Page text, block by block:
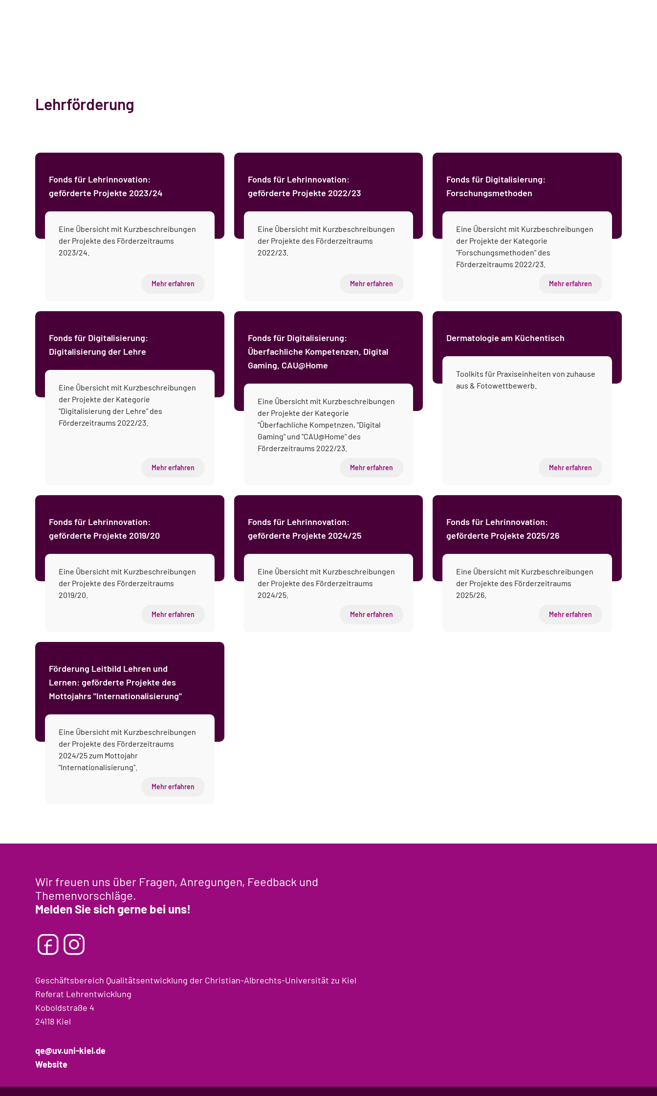
Lehrförderung
Fonds für Lehrinnovation:
geförderte Projekte 2023/24
Eine Übersicht mit Kurzbeschreibungen
der Projekte des Förderzeitraums
2023/24.
Mehr erfahren
Fonds für Lehrinnovation:
geförderte Projekte 2022/23
Eine Übersicht mit Kurzbeschreibungen
der Projekte des Förderzeitraums
2022/23.
Mehr erfahren
Fonds für Digitalisierung:
Forschungsmethoden
Eine Übersicht mit Kurzbeschreibungen
der Projekte der Kategorie
"Forschungsmethoden" des
Förderzeitraums 2022/23.
Mehr erfahren
Fonds für Digitalisierung:
Digitalisierung der Lehre
Eine Übersicht mit Kurzbeschreibungen
der Projekte der Kategorie
"Digitalisierung der Lehre" des
Förderzeitraums 2022/23.
Mehr erfahren
Fonds für Digitalisierung:
Überfachliche Kompetenzen, Digital
Gaming, CAU@Home
Eine Übersicht mit Kurzbeschreibungen
der Projekte der Kategorie
"Überfachliche Kompetnzen, "Digital
Gaming" und "CAU@Home" des
Förderzeitraums 2022/23.
Mehr erfahren
Dermatologie am Küchentisch
Toolkits für Praxiseinheiten von zuhause
aus & Fotowettbewerb.
Mehr erfahren
Fonds für Lehrinnovation:
geförderte Projekte 2019/20
Eine Übersicht mit Kurzbeschreibungen
der Projekte des Förderzeitraums
2019/20.
Mehr erfahren
Fonds für Lehrinnovation:
geförderte Projekte 2024/25
Eine Übersicht mit Kurzbeschreibungen
der Projekte des Förderzeitraums
2024/25.
Mehr erfahren
Fonds für Lehrinnovation:
geförderte Projekte 2025/26
Eine Übersicht mit Kurzbeschreibungen
der Projekte des Förderzeitraums
2025/26.
Mehr erfahren
Förderung Leitbild Lehren und
Lernen: geförderte Projekte des
Mottojahrs "Internationalisierung"
Eine Übersicht mit Kurzbeschreibungen
der Projekte des Förderzeitraums
2024/25 zum Mottojahr
"Internationalisierung".
Mehr erfahren
Wir freuen uns über Fragen, Anregungen, Feedback und
Themenvorschläge.
Melden Sie sich gerne bei uns!
Geschäftsbereich Qualitätsentwicklung der Christian-Albrechts-Universität zu Kiel
Referat Lehrentwicklung
Koboldstraße 4
24118 Kiel
qe@uv.uni-kiel.de
Website